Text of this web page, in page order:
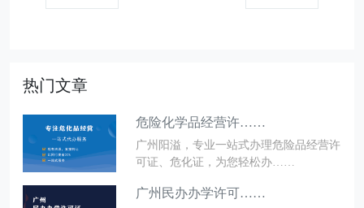
热门文章
危险化学品经营许……
广州阳溢，专业一站式办理危险品经营许
可证、危化证，为您轻松办……
广州民办办学许可……